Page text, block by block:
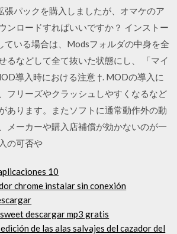
張パックを購入しましたが、オマケのア
ンロードすればいいですか？ インストー
いる場合は、Modsフォルダの中身を全
るなどして全て抜いた状態にし、 「マイ
導入時における注意 †. MODの導入に
フリーズやクラッシュしやすくなるなど
あります。またソフトに通常動作外の動
メーカーや購入店補償が効かないのが一
の可否や
10
chrome instalar sin conexión
descargar mp3 gratis
de las alas salvajes del cazador del